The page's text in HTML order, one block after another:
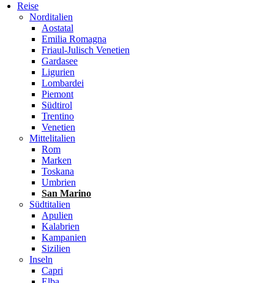
Reise
Norditalien
Aostatal
Emilia Romagna
Friaul-Julisch Venetien
Gardasee
Ligurien
Lombardei
Piemont
Südtirol
Trentino
Venetien
Mittelitalien
Rom
Marken
Toskana
Umbrien
San Marino
Südtitalien
Apulien
Kalabrien
Kampanien
Sizilien
Inseln
Capri